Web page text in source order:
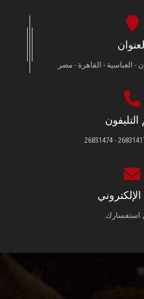
العنوان
- العباسية - القاهرة - مصر
الإلكتروني
استفسارك.